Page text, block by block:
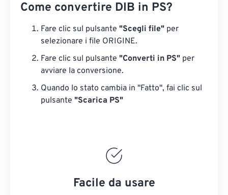
Come convertire DIB in PS?
Fare clic sul pulsante "Scegli file" per
selezionare i file ORIGINE.
Fare clic sul pulsante "Converti in PS" per
avviare la conversione.
Quando lo stato cambia in "Fatto", fai clic sul
pulsante "Scarica PS"
Facile da usare